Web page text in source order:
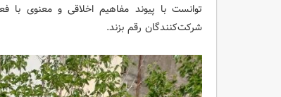
توانست با پیوند مفاهیم اخلاقی و معنوی با
شرکت‌کنندگان رقم بزند.